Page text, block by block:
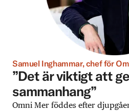
Samuel Inghammar, chef för
”Det är viktigt att
sammanhang”
Omni Mer föddes efter